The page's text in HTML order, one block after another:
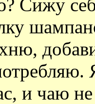
Сижу
и чаю